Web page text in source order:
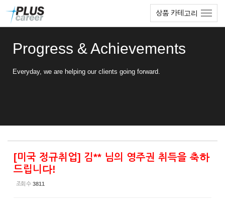
상품 카테고리
Progress & Achievements
Everyday, we are helping our clients going forward.
[미국 정규취업] 김** 님의 영주권 취득을 축하
드립니다!
조회 수 3811